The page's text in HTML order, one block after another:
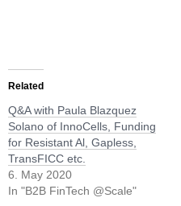
Related
Q&A with Paula Blazquez
Solano of InnoCells, Funding
for Resistant Al, Gapless,
TransFICC etc.
6. May 2020
In "B2B FinTech @Scale"